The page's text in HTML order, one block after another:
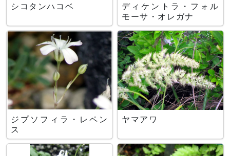
シコタンハコベ
ディケントラ・フォル
モーサ・オレガナ
ジプソフィラ・レペン
ス
ヤマアワ